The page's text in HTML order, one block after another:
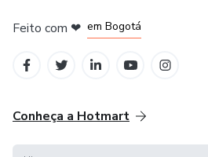
Feito com ❤ em Bogotá
Conheça a Hotmart